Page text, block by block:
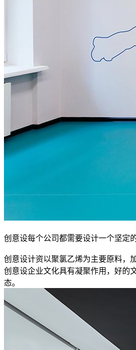
创意设每个公司都需要设计一个坚定
创意设计资以聚氯乙烯为主要原料，
创意设企业文化具有凝聚作用，好的
态。